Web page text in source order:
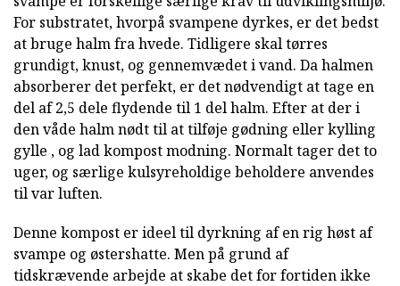
For substratet, hvorpå svampene dyrkes, er det bedst
at bruge halm fra hvede. Tidligere skal tørres
grundigt, knust, og gennemvædet i vand. Da halmen
absorberer det perfekt, er det nødvendigt at tage en
del af 2,5 dele flydende til 1 del halm. Efter at der i
den våde halm nødt til at tilføje gødning eller kylling
gylle , og lad kompost modning. Normalt tager det to
uger, og særlige kulsyreholdige beholdere anvendes
til var luften.
Denne kompost er ideel til dyrkning af en rig høst af
svampe og østershatte. Men på grund af
tidskrævende arbejde at skabe det for fortiden ikke